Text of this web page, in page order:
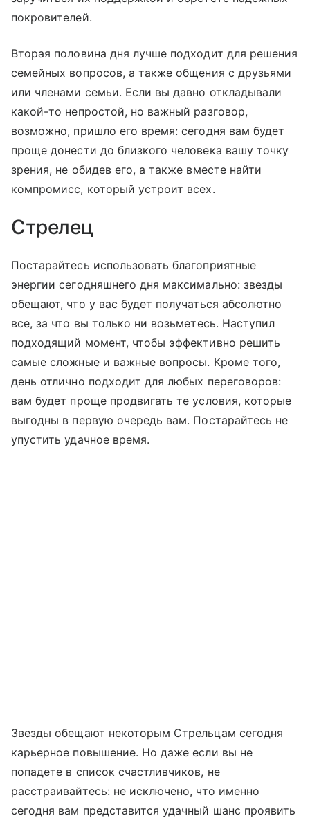
покровителей.
Вторая половина дня лучше подходит для решения
семейных вопросов, а также общения с друзьями
или членами семьи. Если вы давно откладывали
какой-то непростой, но важный разговор,
возможно, пришло его время: сегодня вам будет
проще донести до близкого человека вашу точку
зрения, не обидев его, а также вместе найти
компромисс, который устроит всех.
Стрелец
Постарайтесь использовать благоприятные
энергии сегодняшнего дня максимально: звезды
обещают, что у вас будет получаться абсолютно
все, за что вы только ни возьметесь. Наступил
подходящий момент, чтобы эффективно решить
самые сложные и важные вопросы. Кроме того,
день отлично подходит для любых переговоров:
вам будет проще продвигать те условия, которые
выгодны в первую очередь вам. Постарайтесь не
упустить удачное время.
Звезды обещают некоторым Стрельцам сегодня
карьерное повышение. Но даже если вы не
попадете в список счастливчиков, не
расстраивайтесь: не исключено, что именно
сегодня вам представится удачный шанс проявить